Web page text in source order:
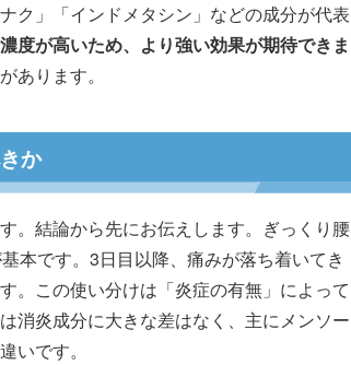
ク」「インドメタシン」などの成分が代表
度が高いため、より強い効果が期待できま
あります。
か
。結論から先にお伝えします。ぎっくり腰
本です。3日目以降、痛みが落ち着いてき
。この使い分けは「炎症の有無」によって
消炎成分に大きな差はなく、主にメンソー
いです。